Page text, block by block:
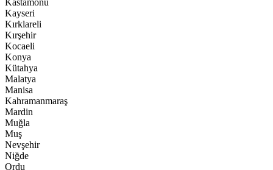
Kastamonu
Kayseri
Kırklareli
Kırşehir
Kocaeli
Konya
Kütahya
Malatya
Manisa
Kahramanmaraş
Mardin
Muğla
Muş
Nevşehir
Niğde
Ordu